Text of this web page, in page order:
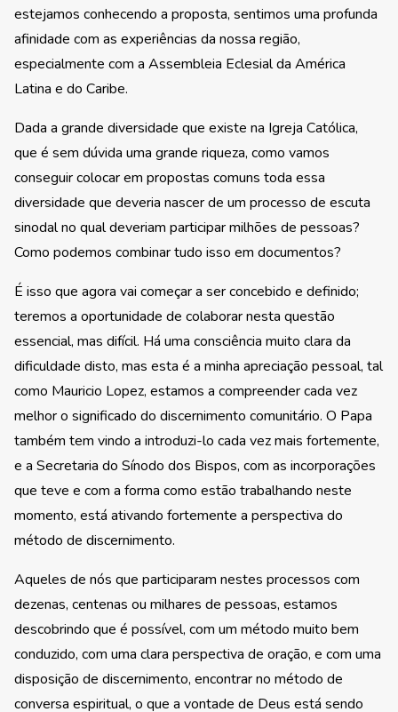
estejamos conhecendo a proposta, sentimos uma profunda
afinidade com as experiências da nossa região,
especialmente com a Assembleia Eclesial da América
Latina e do Caribe.
Dada a grande diversidade que existe na Igreja Católica,
que é sem dúvida uma grande riqueza, como vamos
conseguir colocar em propostas comuns toda essa
diversidade que deveria nascer de um processo de escuta
sinodal no qual deveriam participar milhões de pessoas?
Como podemos combinar tudo isso em documentos?
É isso que agora vai começar a ser concebido e definido;
teremos a oportunidade de colaborar nesta questão
essencial, mas difícil. Há uma consciência muito clara da
dificuldade disto, mas esta é a minha apreciação pessoal, tal
como Mauricio Lopez, estamos a compreender cada vez
melhor o significado do discernimento comunitário. O Papa
também tem vindo a introduzi-lo cada vez mais fortemente,
e a Secretaria do Sínodo dos Bispos, com as incorporações
que teve e com a forma como estão trabalhando neste
momento, está ativando fortemente a perspectiva do
método de discernimento.
Aqueles de nós que participaram nestes processos com
dezenas, centenas ou milhares de pessoas, estamos
descobrindo que é possível, com um método muito bem
conduzido, com uma clara perspectiva de oração, e com uma
disposição de discernimento, encontrar no método de
conversa espiritual, o que a vontade de Deus está sendo